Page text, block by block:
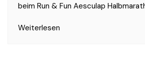
beim Run & Fun Aesculap
Weiterlesen